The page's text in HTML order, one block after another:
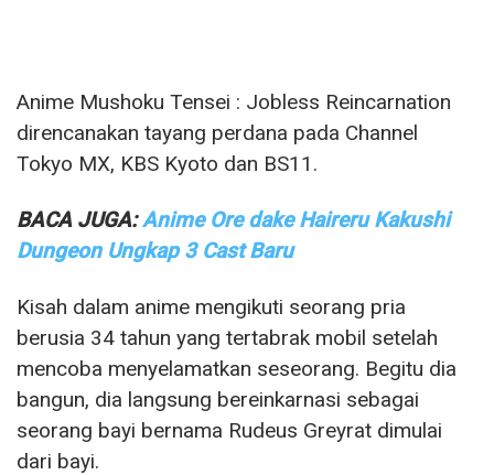
Anime Mushoku Tensei : Jobless Reincarnation
direncanakan tayang perdana pada Channel
Tokyo MX, KBS Kyoto dan BS11.
BACA JUGA:Anime Ore dake Haireru Kakushi
Dungeon Ungkap 3 Cast Baru
Kisah dalam anime mengikuti seorang pria
berusia 34 tahun yang tertabrak mobil setelah
mencoba menyelamatkan seseorang. Begitu dia
bangun, dia langsung bereinkarnasi sebagai
seorang bayi bernama Rudeus Greyrat dimulai
dari bayi.